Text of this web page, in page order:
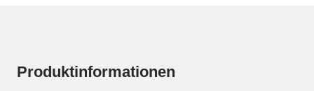
Produktinformationen